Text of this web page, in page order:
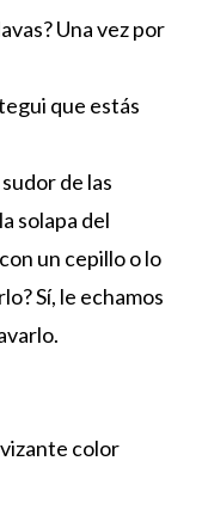
Una vez por
que estás
de las
solapa del
un cepillo o lo
Sí, le echamos
color